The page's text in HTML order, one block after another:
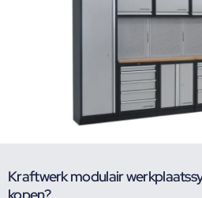
Kraftwerk modulair